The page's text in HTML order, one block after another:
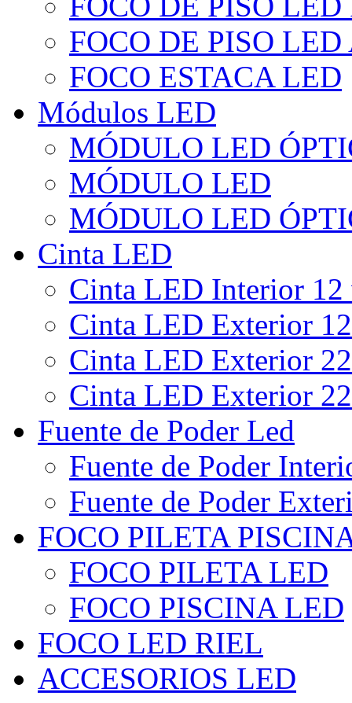
FOCO DE PISO
FOCO ESTACA LED
Módulos LED
MÓDULO LED
MÓDULO LED
MÓDULO LED
Cinta LED
Cinta LED Interior
Cinta LED Exterior
Cinta LED Exterior
Cinta LED Exterior
Fuente de Poder Led
Fuente de Poder
Fuente de Poder
FOCO PILETA
FOCO PILETA LED
FOCO PISCINA LED
FOCO LED RIEL
ACCESORIOS LED